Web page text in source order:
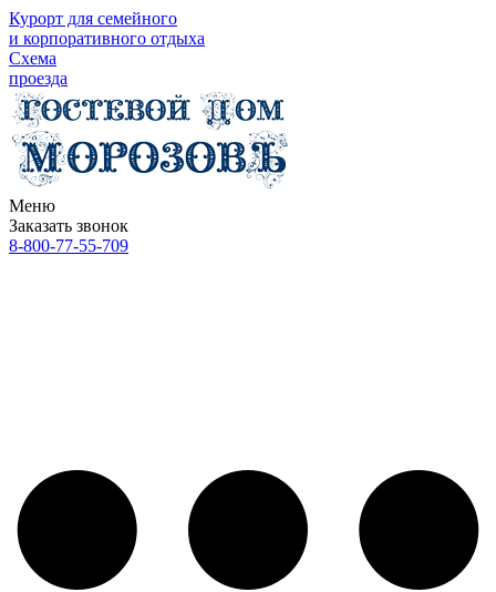
Курорт для семейного
и корпоративного отдыха
Схема
проезда
Меню
Заказать звонок
8-800-77-55-709